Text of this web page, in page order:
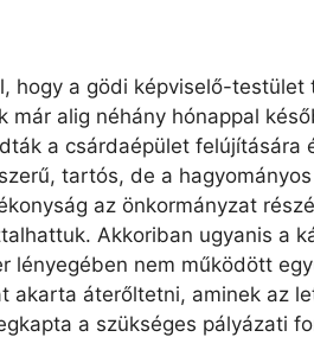
hogy a gödi képviselő-
alig néhány hónappal
a csárdaépület felújítására
tartós, de a
az önkormányzat
Akkoriban ugyanis a
nem működött
áterőltetni, aminek az
a szükséges pályázati